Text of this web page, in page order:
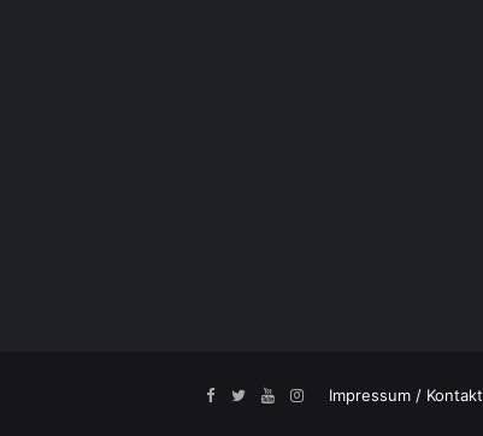
Impressum / Kontakt